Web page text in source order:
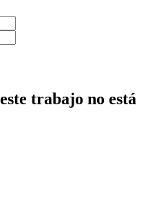
trabajo no está